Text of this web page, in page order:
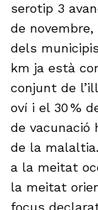
serotip 3
de novembre,
dels
km ja està
conjunt de
oví i el 30 %
de vacunació
de la
a la meitat
la meitat